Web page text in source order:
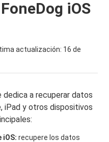
iOS
actualización: 16 de
dedica a recuperar datos
iPad y otros dispositivos
iOS:recupere los datos